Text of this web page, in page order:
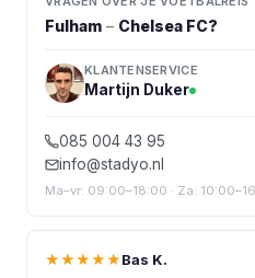
Fulham – Chelsea FC?
KLANTENSERVICE
Martijn Duker
085 004 43 95
info@stadyo.nl
Ma–vr: 09:00–18:00 · Za:
★★★★★Bas K.